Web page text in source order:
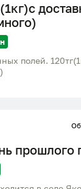
полей.
прошлого